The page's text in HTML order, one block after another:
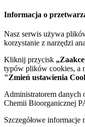
Informacja o
Nasz serwis używa
korzystanie z narzędzi
Kliknij przycisk
typów plików cookies, a
"Zmień ustawienia
Administratorem danych
Chemii Bioorganicznej
Szczegółowe